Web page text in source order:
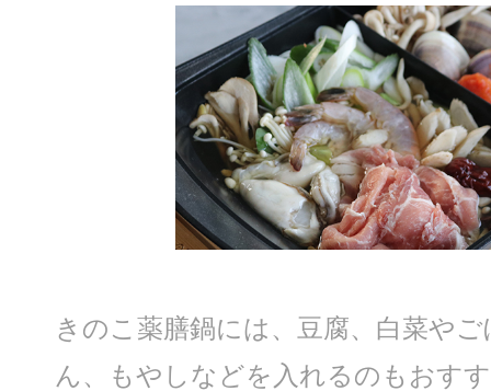
きのこ薬膳鍋には、豆腐、白菜や
ん、もやしなどを入れるのもおす